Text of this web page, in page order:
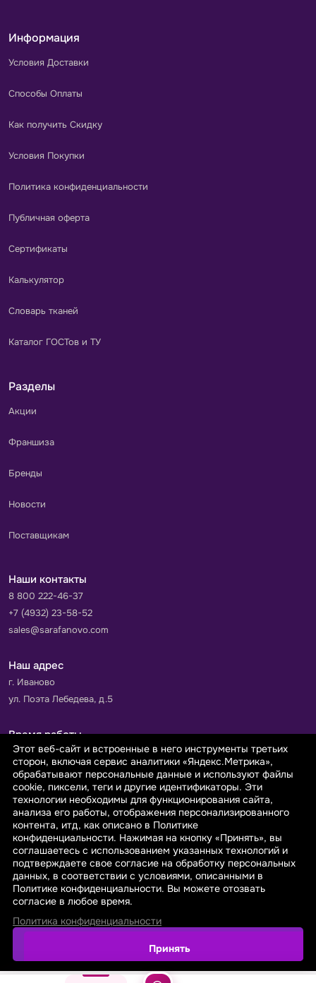
Информация
Условия Доставки
Способы Оплаты
Как получить Скидку
Условия Покупки
Политика конфиденциальности
Публичная оферта
Сертификаты
Калькулятор
Словарь тканей
Каталог ГОСТов и ТУ
Разделы
Акции
Франшиза
Бренды
Новости
Поставщикам
Наши контакты
8 800 222-46-37
+7 (4932) 23-58-52
sales@sarafanovo.com
Наш адрес
г. Иваново
ул. Поэта Лебедева, д.5
Время работы
Пн-Пт с 9.00 до 18.00
Сб-Вс: выходной
Принимаем к оплате
© 2026 sarafanovo.com - Интернет-магазин "САРАФАНОВО"
специализируется на производстве, продаже тканей оптом и в
розницу с доставкой по Роcсии и СНГ.
Политика обработки персональных данных
Этот веб-сайт и встроенные в него инструменты третьих
сторон, включая сервис аналитики «Яндекс.Метрика»,
обрабатывают персональные данные и используют файлы
cookie, пиксели, теги и другие идентификаторы. Эти
технологии необходимы для функционирования сайта,
анализа его работы, отображения персонализированного
контента, итд, как описано в Политике
конфиденциальности. Нажимая на кнопку «Принять», вы
соглашаетесь с использованием указанных технологий и
подтверждаете свое согласие на обработку персональных
данных, в соответствии с условиями, описанными в
Политике конфиденциальности. Вы можете отозвать
согласие в любое время.
Политика конфиденциальности